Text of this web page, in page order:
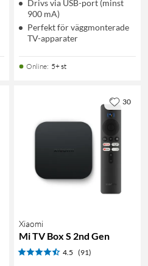
Drivs via USB-port (minst
900 mA)
Perfekt för väggmonterade
TV-apparater
Online: 5+ st
Xiaomi
Mi TV Box S 2nd Gen
4.5 (91)
30